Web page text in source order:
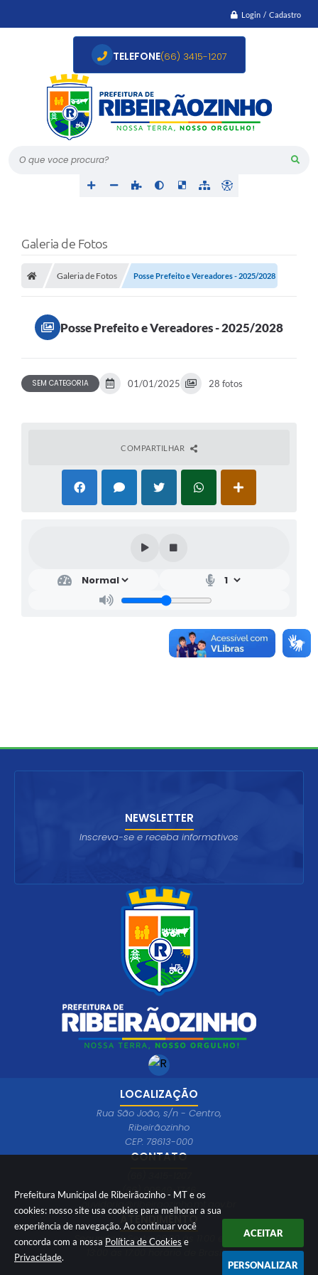
Prefeitura Municipal de Ribeirãozinho - MT e os
cookies: nosso site usa cookies para melhorar a sua
experiência de navegação. Ao continuar você
concorda com a nossa Política de Cookies e
Privacidade.
ACEITAR
PERSONALIZAR
Login / Cadastro
O que voce procura?
TELEFONE(66) 3415-1207
Galeria de Fotos
Galeria de Fotos Posse Prefeito e Vereadores - 2025/2028
Posse Prefeito e Vereadores - 2025/2028
SEM CATEGORIA 01/01/2025 28 fotos
COMPARTILHAR
LOCALIZAÇÃO
Rua São João, s/n - Centro,
Ribeirãozinho
CEP: 78613-000
CONTATO
(66) 99649-1746
ouvidoria@ribeiraozinho.mt.gov.br
ATENDIMENTO
Segunda à Sexta 08:00 às 11:00 e das
13:00 às 17:00 horário de Brasília
NEWSLETTER
Inscreva-se e receba informativos